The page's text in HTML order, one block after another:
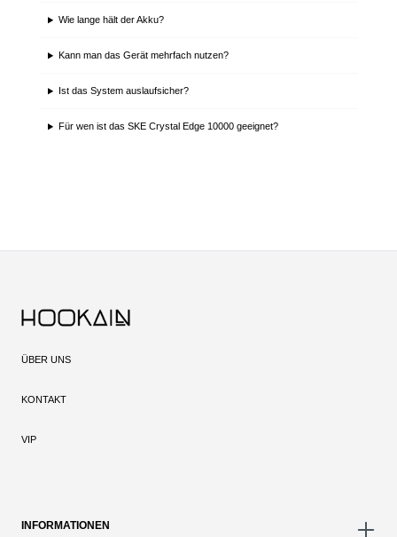
Wie lange hält der Akku?
Kann man das Gerät mehrfach nutzen?
Ist das System auslaufsicher?
Für wen ist das SKE Crystal Edge 10000 geeignet?
ÜBER UNS
KONTAKT
VIP
INFORMATIONEN